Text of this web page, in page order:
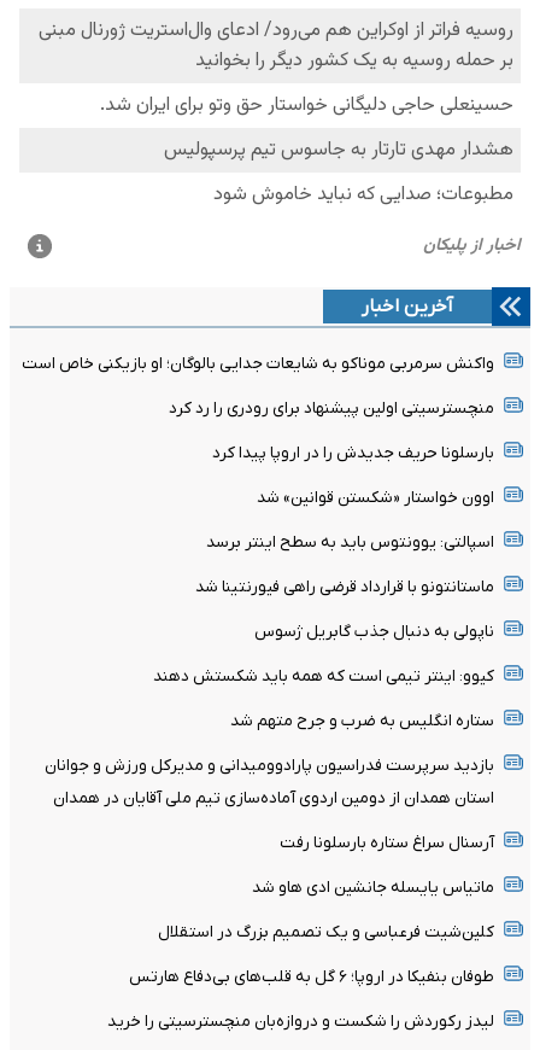
آخرین اخبار
واکنش سرمربی موناکو به شایعات جدایی بالوگان؛ او بازیکنی خاص است
منچسترسیتی اولین پیشنهاد برای رودری را رد کرد
بارسلونا حریف جدیدش را در اروپا پیدا کرد
اوون خواستار «شکستن قوانین» شد
اسپالتی: یوونتوس باید به سطح اینتر برسد
ماستانتونو با قرارداد قرضی راهی فیورنتینا شد
ناپولی به دنبال جذب گابریل ژسوس
کیوو: اینتر تیمی است که همه باید شکستش دهند
ستاره انگلیس به ضرب و جرح متهم شد
بازدید سرپرست فدراسیون پارادوومیدانی و مدیرکل ورزش و جوانان
استان همدان از دومین اردوی آماده‌سازی تیم ملی آقایان در همدان
آرسنال سراغ ستاره بارسلونا رفت
ماتیاس یایسله جانشین ادی هاو شد
کلین‌شیت فرعباسی و یک تصمیم بزرگ در استقلال
طوفان بنفیکا در اروپا؛ ۶ گل به قلب‌های بی‌دفاع هارتس
لیدز رکوردش را شکست و دروازه‌بان منچسترسیتی را خرید